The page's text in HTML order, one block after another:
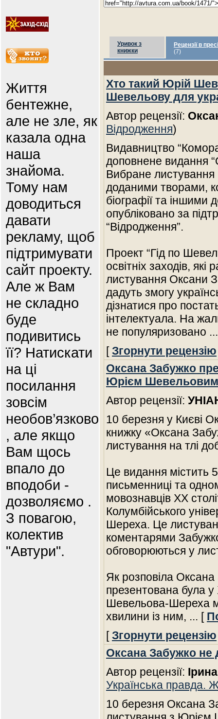
Життя
бентежне,
але не зле, як
казала одна
наша
знайома.
Тому нам
доводиться
давати
рекламу, щоб
підтримувати
сайт проекту.
Але ж Вам
не складно
буде
подивитись
її? Натискати
на ці
посилання
зовсім
необов’язково
, але якщо
Вам щось
впало до
вподоби -
дозволяємо .
З повагою,
колектив
"Автури".
Уривок з
книжки
Рецензії в пресі
(7)
Хто такий Юрій
Шевельову для
Автор рецензії:
Відродження)
Видавництво
доповнене видання
Вибране листування
доданими творами,
біографії та іншими
опубліковано за
“Відродження”.
Проект “Гід по
освітніх заходів,
листування Оксани
дадуть змогу
дізнатися про
інтелектуала. На
не популяризовано
[Згорнути рецензію
Оксана Забужко
Юрієм Шевельовим
Автор рецензії:
10 березня у Києві
книжку «Оксана
листування на тлі
Це видання містить
письменниці та
мовознавців XX
Колумбійського
Шереха. Це
коментарями
обговорюються у
Як розповіла
презентована була
Шевельова-Шереха
хвилини із ним, ... [
[Згорнути рецензію
Оксана Забужко не
Автор рецензії:
Українська правда.
10 березня Оксана